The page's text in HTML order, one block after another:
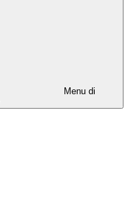
Menu di